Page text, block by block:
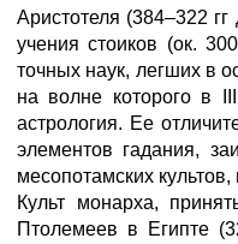
Аристотеля (384–322
учения стоиков (ок.
точных наук, легших в
на волне которого в
астрология. Ее
элементов гадания,
месопотамских
Культ монарха,
Птолемеев в Египте